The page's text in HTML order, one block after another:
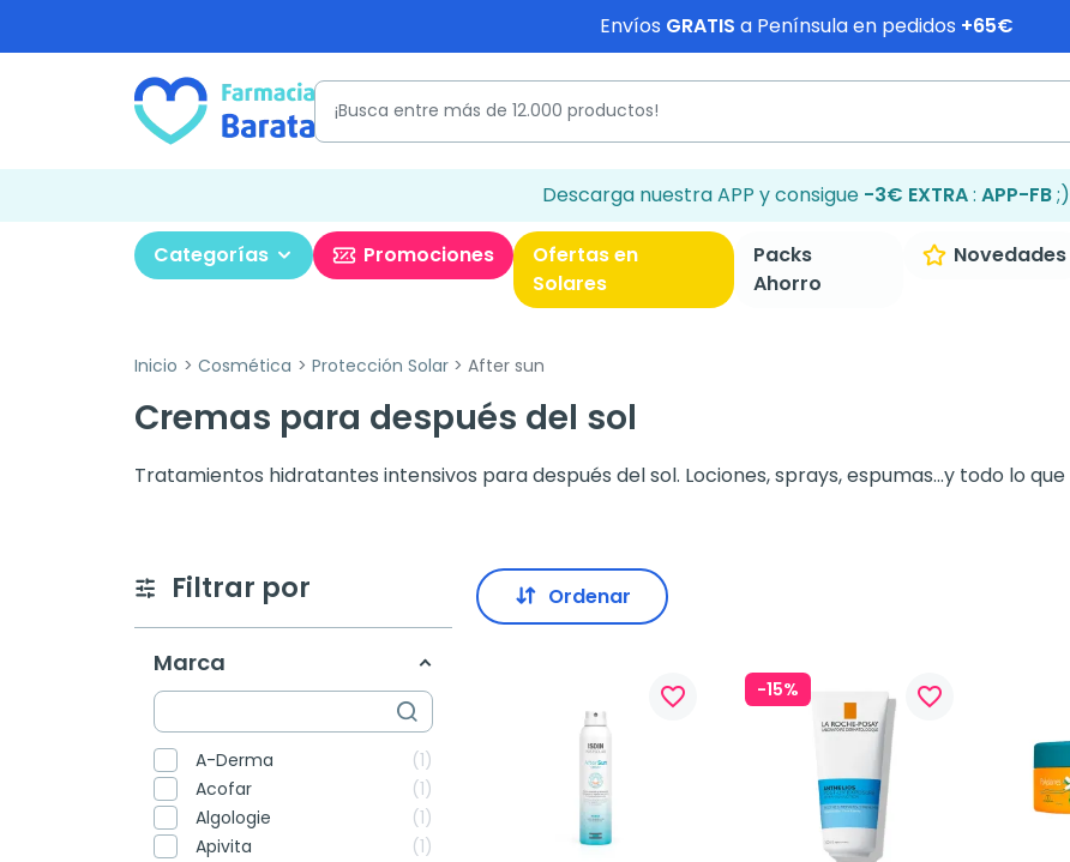
Envíos GRATIS a Península en pedidos +65€
Descarga nuestra APP y consigue -3€ EXTRA: APP-FB;)
Categorías Promociones
Ofertas en
Solares
Packs
Ahorro
Novedades
Inicio Cosmética Protección Solar After sun
Cremas para después del sol
Tratamientos hidratantes intensivos para después del sol. Lociones, sprays, espumas...y todo lo
Filtrar por
Marca
A-Derma
1
Acofar
1
Algologie
1
Apivita
1
Ordenar
favorite_border -15% favorite_border